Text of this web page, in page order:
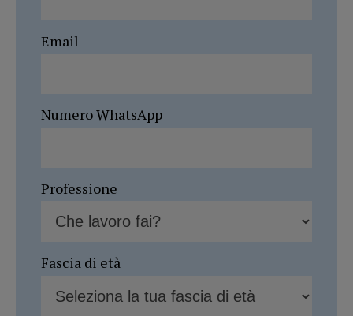
Email
Numero WhatsApp
Professione
Fascia di età